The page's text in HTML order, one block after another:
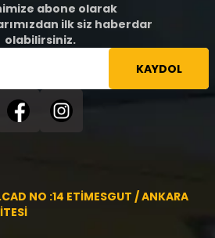
abone olarak
ilk siz haberdar
olabilirsiniz.
KAYDOL
NO :14 ETİMESGUT / ANKARA